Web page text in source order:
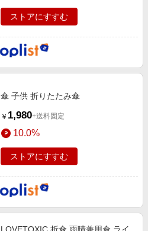
ストアにすすむ
傘 子供 折りたたみ傘
￥ 1,980+送料固定
10.0%
ストアにすすむ